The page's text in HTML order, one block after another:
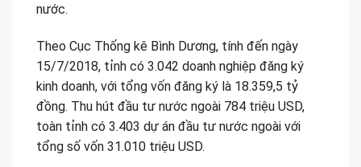
nước.
Theo Cục Thống kê Bình Dương, tính đến ngày
15/7/2018, tỉnh có 3.042 doanh nghiệp đăng ký
kinh doanh, với tổng vốn đăng ký là 18.359,5 tỷ
đồng. Thu hút đầu tư nước ngoài 784 triệu USD,
toàn tỉnh có 3.403 dự án đầu tư nước ngoài với
tổng số vốn 31.010 triệu USD.